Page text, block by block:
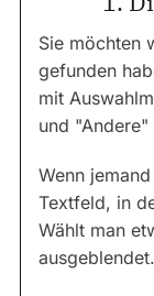
Sie möchten
gefunden
mit
und "Andere"
Wenn
Textfeld, in
Wählt man
ausgeblendet.